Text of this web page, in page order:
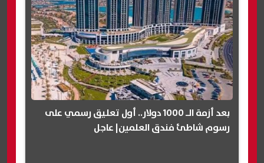
بعد أزمة الـ 1000 دولار.. أول تعليق رسمي على
رسوم شاطئ فندق العلمين| عاجل